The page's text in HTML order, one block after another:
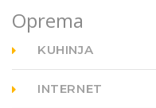
Oprema
KUHINJA
INTERNET